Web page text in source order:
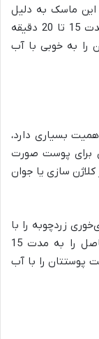
این ماسک به دلیل
چربی بالا استفاده نکنید. این ترکیبات را به مدت 15 تا 20 دقیقه
را به خوبی با آب
بسیاری دارد،
برای پوست صورت
سازی یا جوان
صورت، 2 قاشق چای‌خوری زردچوبه را با
نصف یک پیمانه شیر ترکیب کنید و خمیر حاصل را به مدت 15
پوستتان را با آب